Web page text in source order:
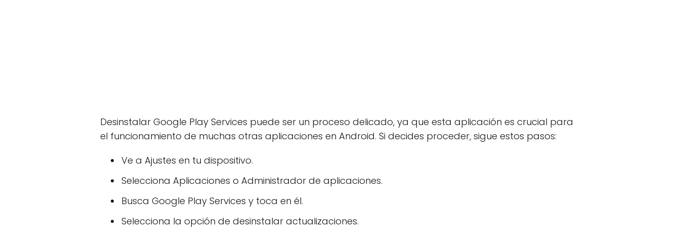
Desinstalar Google Play Services puede ser un proceso delicado, ya que esta aplicación es crucial para
el funcionamiento de muchas otras aplicaciones en Android. Si decides proceder, sigue estos pasos:
Ve a Ajustes en tu dispositivo.
Selecciona Aplicaciones o Administrador de aplicaciones.
Busca Google Play Services y toca en él.
Selecciona la opción de desinstalar actualizaciones.